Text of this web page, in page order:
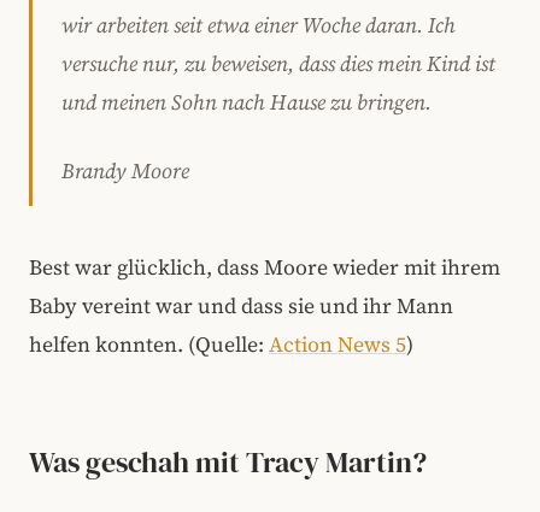
wir arbeiten seit etwa einer Woche daran. Ich
versuche nur, zu beweisen, dass dies mein Kind ist
und meinen Sohn nach Hause zu bringen.
Brandy Moore
Best war glücklich, dass Moore wieder mit ihrem
Baby vereint war und dass sie und ihr Mann
helfen konnten. (Quelle: Action News 5)
Was geschah mit Tracy Martin?